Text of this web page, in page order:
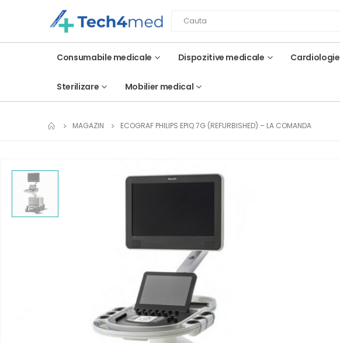
Consumabile medicale Dispozitive medicale Cardiologie
Sterilizare Mobilier medical
MAGAZIN ECOGRAF PHILIPS EPIQ 7G (REFURBISHED) – LA COMANDA